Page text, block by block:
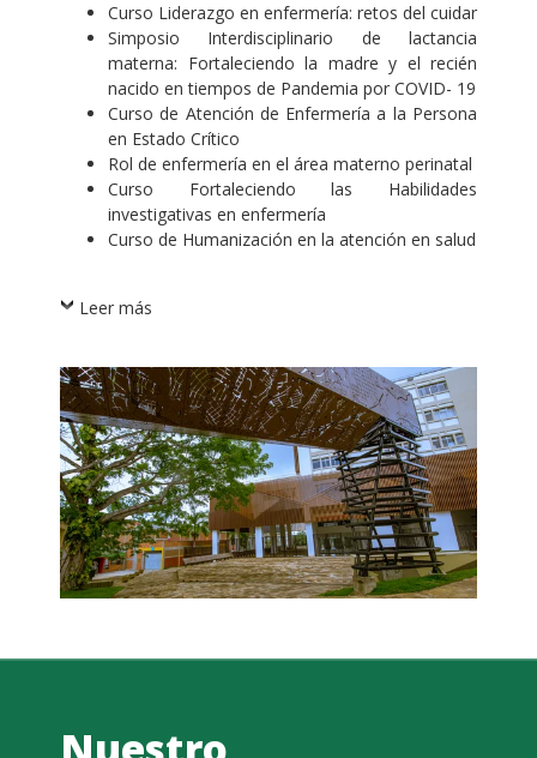
Curso Liderazgo en enfermería: retos del cuidar
Simposio Interdisciplinario de lactancia
materna: Fortaleciendo la madre y el recién
nacido en tiempos de Pandemia por COVID- 19
Curso de Atención de Enfermería a la Persona
en Estado Crítico
Rol de enfermería en el área materno perinatal
Curso Fortaleciendo las Habilidades
investigativas en enfermería
Curso de Humanización en la atención en salud
Leer más